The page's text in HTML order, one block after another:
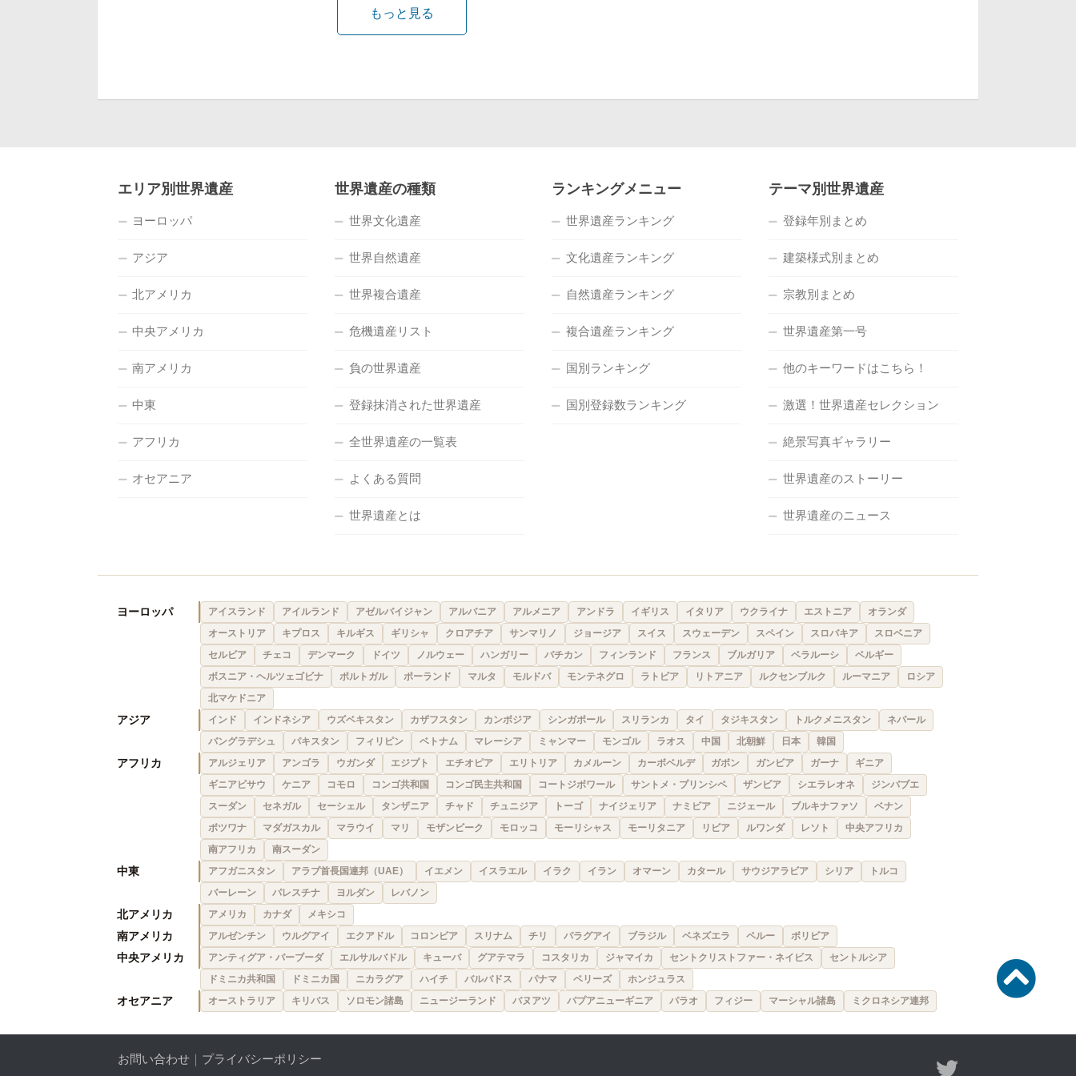
もっと見る
エリア別世界遺産
ヨーロッパ
アジア
北アメリカ
中央アメリカ
南アメリカ
中東
アフリカ
オセアニア
世界遺産の種類
世界文化遺産
世界自然遺産
世界複合遺産
危機遺産リスト
負の世界遺産
登録抹消された世界遺産
全世界遺産の一覧表
よくある質問
世界遺産とは
ランキングメニュー
世界遺産ランキング
文化遺産ランキング
自然遺産ランキング
複合遺産ランキング
国別ランキング
国別登録数ランキング
テーマ別世界遺産
登録年別まとめ
建築様式別まとめ
宗教別まとめ
世界遺産第一号
他のキーワードはこちら！
激選！世界遺産セレクション
絶景写真ギャラリー
世界遺産のストーリー
世界遺産のニュース
ヨーロッパ アイスランド アイルランド アゼルバイジャン アルバニア アルメニア アンドラ イギリス イタリア ウクライナ エストニア
オランダ
オーストリア
キプロス キルギス ギリシャ クロアチア サンマリノ ジョージア スイス スウェーデン スペイン スロバキア
スロベニア
セルビア
チェコ デンマーク ドイツ ノルウェー ハンガリー バチカン フィンランド フランス ブルガリア ベラルーシ
ベルギー
ボスニア・ヘルツェゴビナ
ポルトガル ポーランド マルタ モルドバ モンテネグロ ラトビア リトアニア ルクセンブルク ルーマニア
ロシア
北マケドニア
アジア インド インドネシア ウズベキスタン カザフスタン カンボジア シンガポール スリランカ タイ タジキスタン トルクメニスタン
ネパール
バングラデシュ
パキスタン フィリピン ベトナム マレーシア ミャンマー モンゴル ラオス 中国 北朝鮮 日本 韓国
アフリカ アルジェリア アンゴラ ウガンダ エジプト エチオピア エリトリア カメルーン カーボベルデ ガボン ガンビア ガーナ
ギニア
ギニアビサウ
ケニア コモロ コンゴ共和国 コンゴ民主共和国 コートジボワール サントメ・プリンシペ ザンビア シエラレオネ
ジンバブエ
スーダン
セネガル セーシェル タンザニア チャド チュニジア トーゴ ナイジェリア ナミビア ニジェール ブルキナファソ
ベナン
ボツワナ
マダガスカル マラウイ マリ モザンビーク モロッコ モーリシャス モーリタニア リビア ルワンダ レソト
中央アフリカ
南アフリカ
南スーダン
中東 アフガニスタン アラブ首長国連邦（UAE） イエメン イスラエル イラク イラン オマーン カタール サウジアラビア シリア
トルコ
バーレーン
パレスチナ ヨルダン レバノン
北アメリカ アメリカ カナダ メキシコ
南アメリカ アルゼンチン ウルグアイ エクアドル コロンビア スリナム チリ パラグアイ ブラジル ベネズエラ ペルー ボリビア
中央アメリカ アンティグア・バーブーダ エルサルバドル キューバ グアテマラ コスタリカ ジャマイカ セントクリストファー・ネイビス
セントルシア
ドミニカ共和国
ドミニカ国 ニカラグア ハイチ バルバドス パナマ ベリーズ ホンジュラス
オセアニア オーストラリア キリバス ソロモン諸島 ニュージーランド バヌアツ パプアニューギニア パラオ フィジー マーシャル諸島 ミクロネシア連邦
お問い合わせ プライバシーポリシー